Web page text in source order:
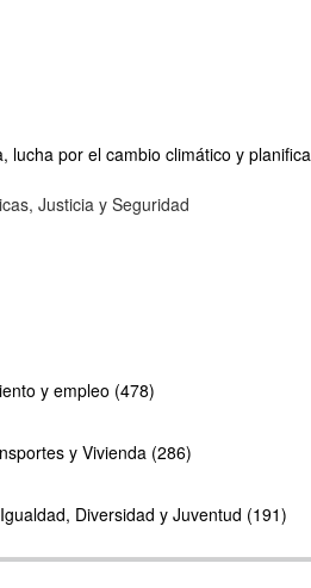
lucha por el cambio climático y
Justicia y Seguridad
y empleo (478)
y Vivienda (286)
Diversidad y Juventud (191)